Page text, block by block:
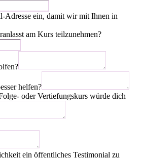
Adresse ein, damit wir mit Ihnen in
am Kurs teilzunehmen?
helfen?
oder Vertiefungskurs würde dich
ein öffentliches Testimonial zu